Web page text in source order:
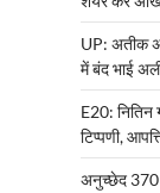
UP: अतीक
में बंद भाई
E20: नितिन
टिप्पणी,
अनुच्छेद 370